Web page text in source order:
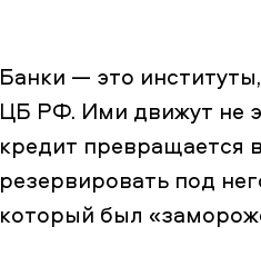
Банки — это
ЦБ РФ. Ими движут не
кредит превращается
резервировать под
который был